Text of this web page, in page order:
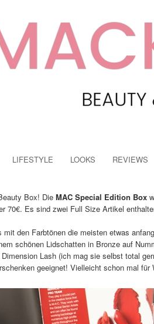
LIFESTYLE LOOKS REVIEWS
Box! DieMAC Special Edition Box
70€. Es sind zwei Full Size Artikel
den Farbtönen die meisten etwas
schönen Lidschatten in Bronze auf
Lash (ich mag sie selbst total
geeignet! Vielleicht schon mal